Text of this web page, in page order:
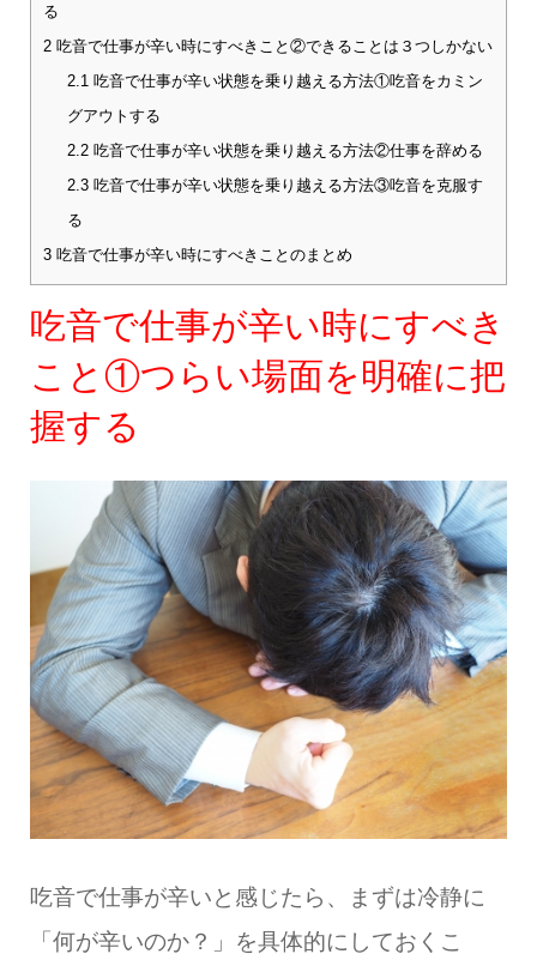
る
2吃音で仕事が辛い時にすべきこと②できることは３つしかない
2.1 吃音で仕事が辛い状態を乗り越える方法①吃音をカミン
グアウトする
2.2吃音で仕事が辛い状態を乗り越える方法②仕事を辞める
2.3吃音で仕事が辛い状態を乗り越える方法③吃音を克服す
る
3吃音で仕事が辛い時にすべきことのまとめ
吃音で仕事が辛い時にすべき
こと①つらい場面を明確に把
握する
吃音で仕事が辛いと感じたら、まずは冷静に
「何が辛いのか？」を具体的にしておくこ